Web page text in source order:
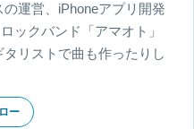
運営、iPhoneアプリ開発
ックバンド「アマオト」
タリストで曲も作ったりし
ー